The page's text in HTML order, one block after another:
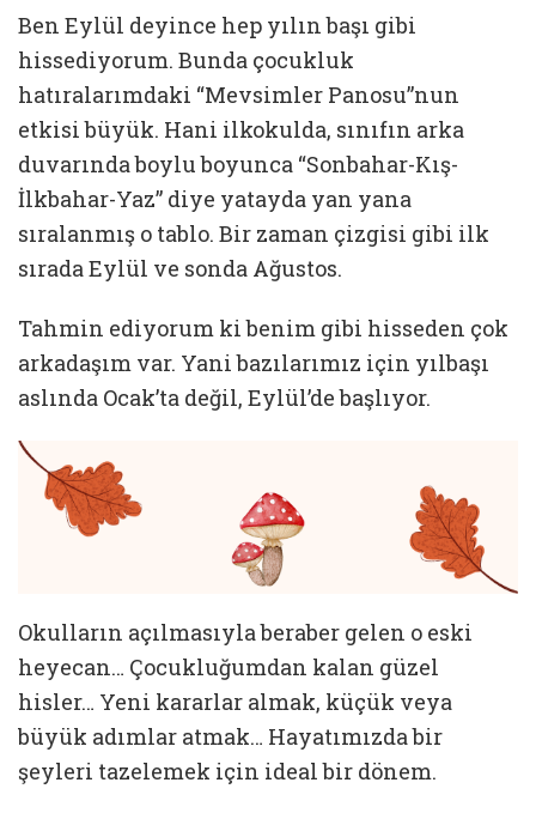
Ben Eylül deyince hep yılın başı gibi
hissediyorum. Bunda çocukluk
hatıralarımdaki “Mevsimler Panosu”nun
etkisi büyük. Hani ilkokulda, sınıfın arka
duvarında boylu boyunca “Sonbahar-Kış-
İlkbahar-Yaz” diye yatayda yan yana
sıralanmış o tablo. Bir zaman çizgisi gibi ilk
sırada Eylül ve sonda Ağustos.
Tahmin ediyorum ki benim gibi hisseden çok
arkadaşım var. Yani bazılarımız için yılbaşı
aslında Ocak’ta değil, Eylül’de başlıyor.
Okulların açılmasıyla beraber gelen o eski
heyecan… Çocukluğumdan kalan güzel
hisler… Yeni kararlar almak, küçük veya
büyük adımlar atmak… Hayatımızda bir
şeyleri tazelemek için ideal bir dönem.